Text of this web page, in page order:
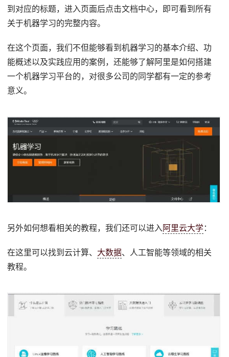
到对应的标题，进入页面后点击文档中心，即可看到所有
关于机器学习的完整内容。
在这个页面，我们不但能够看到机器学习的基本介绍、功
能概述以及实践应用的案例，还能够了解阿里是如何搭建
一个机器学习平台的，对很多公司的同学都有一定的参考
意义。
另外如何想看相关的教程，我们还可以进入 阿里云大学：
在这里可以找到云计算、 大数据、人工智能等领域的相关
教程。